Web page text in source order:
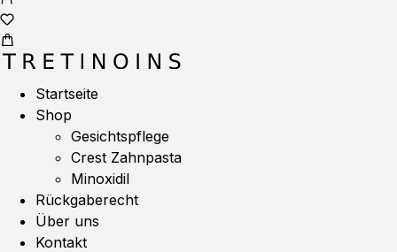
Startseite
Shop
Gesichtspflege
Crest Zahnpasta
Minoxidil
Rückgaberecht
Über uns
Kontakt